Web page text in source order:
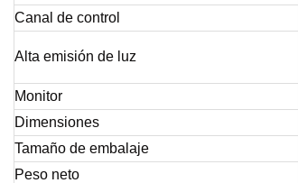
Canal de control
Alta emisión de luz
Monitor
Dimensiones
Tamaño de embalaje
Peso neto